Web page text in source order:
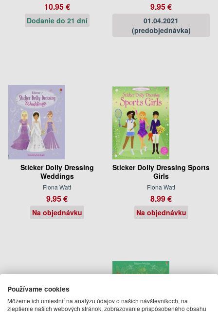
10.95 €
Dodanie do 21 dní
9.95 €
01.04.2021
(predobjednávka)
Sticker Dolly Dressing
Weddings
Fiona Watt
9.95 €
Na objednávku
Sticker Dolly Dressing Sports
Girls
Fiona Watt
8.99 €
Na objednávku
Používame cookies
Môžeme ich umiestniť na analýzu údajov o našich návštevníkoch, na
zlepšenie našich webových stránok, zobrazovanie prispôsobeného obsahu